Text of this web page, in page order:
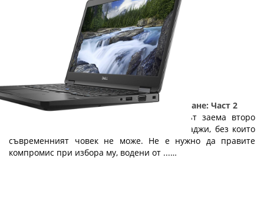
5 причини да изберете лаптоп на изплащане: Част 2
Веднага след мобилния телефон, лаптопът заема второ
място в класацията на технологичните джаджи, без които
съвременният човек не може. Не е нужно да правите
компромис при избора му, водени от ...…